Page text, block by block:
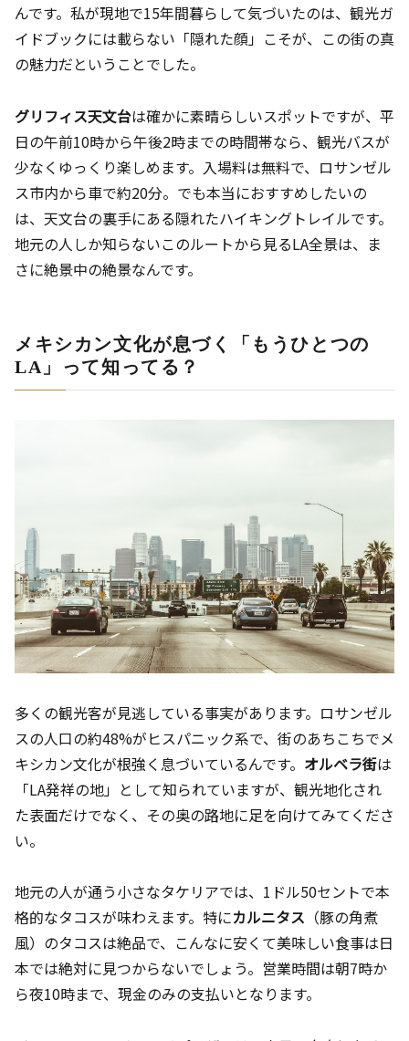
んです。私が現地で15年間暮らして気づいたのは、観光ガ
イドブックには載らない「隠れた顔」こそが、この街の真
の魅力だということでした。
グリフィス天文台は確かに素晴らしいスポットですが、平
日の午前10時から午後2時までの時間帯なら、観光バスが
少なくゆっくり楽しめます。入場料は無料で、ロサンゼル
ス市内から車で約20分。でも本当におすすめしたいの
は、天文台の裏手にある隠れたハイキングトレイルです。
地元の人しか知らないこのルートから見るLA全景は、ま
さに絶景中の絶景なんです。
メキシカン文化が息づく「もうひとつの
LA」って知ってる？
多くの観光客が見逃している事実があります。ロサンゼル
スの人口の約48%がヒスパニック系で、街のあちこちでメ
キシカン文化が根強く息づいているんです。 オルベラ街は
「LA発祥の地」として知られていますが、観光地化され
た表面だけでなく、その奥の路地に足を向けてみてくださ
い。
地元の人が通う小さなタケリアでは、1ドル50セントで本
格的なタコスが味わえます。特にカルニタス （豚の角煮
風）のタコスは絶品で、こんなに安くて美味しい食事は日
本では絶対に見つからないでしょう。営業時間は朝7時か
ら夜10時まで、現金のみの支払いとなります。